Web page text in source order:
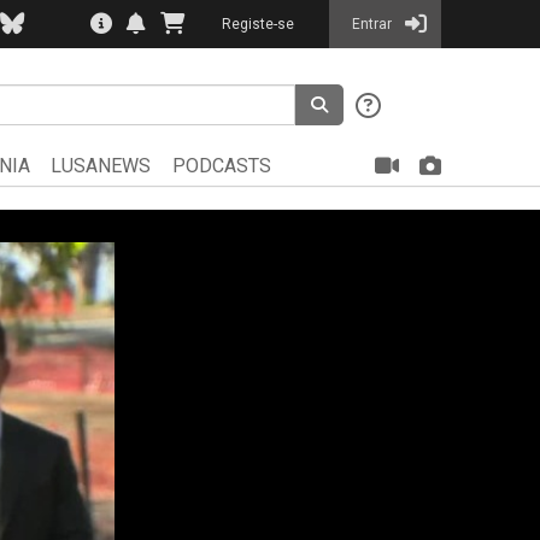
Registe-se Entrar
LUSANEWS PODCASTS